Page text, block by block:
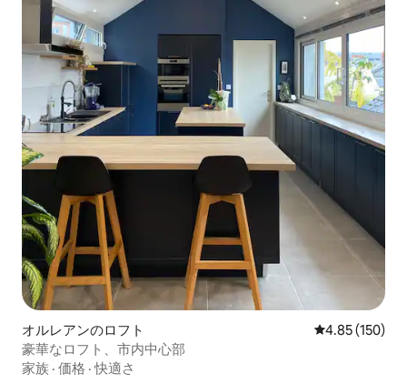
オルレアンのロフト レビュー150
4.85 (150)
豪華なロフト、市内中心部
家族 · 価格 ·快適さ